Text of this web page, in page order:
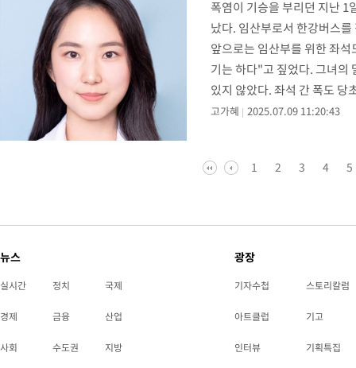
폭염이 기승을 부리던 지난 1
났다. 임산부로서 한강버스
앞으로는 임산부를 위한 좌
기는 하다"고 짚었다. 그녀의
있지 않았다. 좌석 간 폭도
고가혜 2025.07.09 11:20:43
1 2 3 4 5
뉴스
실시간 정치 국제
경제 금융 산업
사회 수도권 지방
광장
기자수첩 스토리칼럼
아트클럽 기고
인터뷰 기획특집